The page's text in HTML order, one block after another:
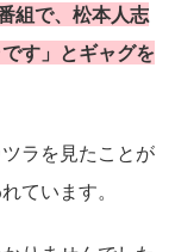
組で、松本人志
す」とギャグを
ラを見たことが
ています。